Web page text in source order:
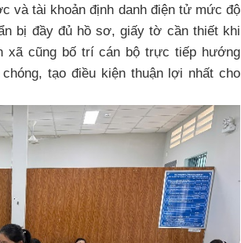
và tài khoản định danh điện tử mức độ
bị đầy đủ hồ sơ, giấy tờ cần thiết khi
xã cũng bố trí cán bộ trực tiếp hướng
tạo điều kiện thuận lợi nhất cho